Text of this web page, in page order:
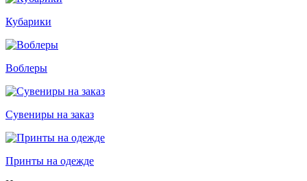
Кубарики
Воблеры
Сувениры на заказ
Принты на одежде